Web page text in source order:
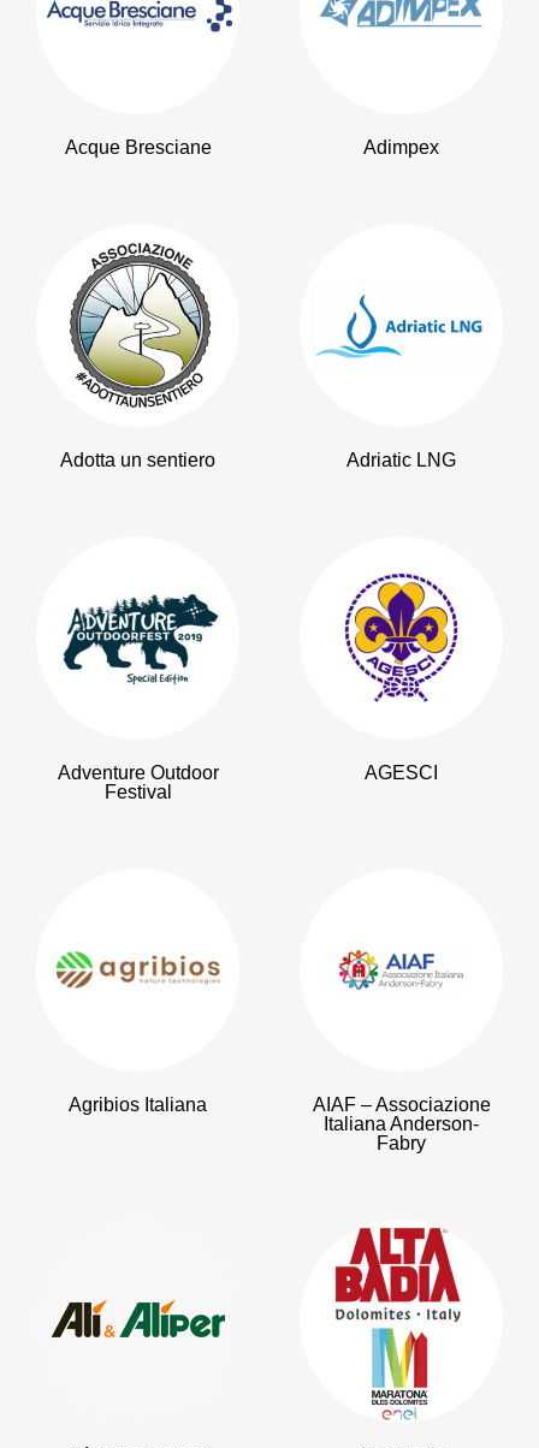
Acque Bresciane Adimpex
Adotta un sentiero Adriatic LNG
Adventure Outdoor
Festival
AGESCI
Agribios Italiana
AIAF – Associazione
Italiana Anderson-
Fabry